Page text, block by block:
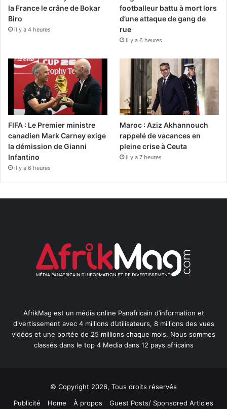
la France le crâne de Bokar
Biro
il y a 4 heures
footballeur battu à mort lors
d’une attaque de gang de
rue
il y a 6 heures
FIFA : Le Premier ministre
canadien Mark Carney exige
la démission de Gianni
Infantino
il y a 6 heures
Maroc : Aziz Akhannouch
rappelé de vacances en
pleine crise à Ceuta
il y a 7 heures
AfrikMag est un média online Panafricain d’information et
divertissement avec 4 millions d’utilisateurs, 8 millions des vues
vidéos et une portée de 25 millions chaque mois. Nous sommes
classés dans le top 4 Media dans 12 pays africains
© Copyright 2026, Tous droits réservés
Publicité
Home À propos Guest Posts/ Sponsored Articles